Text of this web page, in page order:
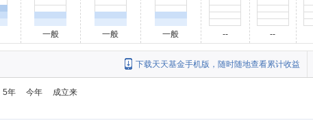
一般 一般 一般 -- --
下载天天基金手机版，随时随地查看累计收益
5年 今年 成立来